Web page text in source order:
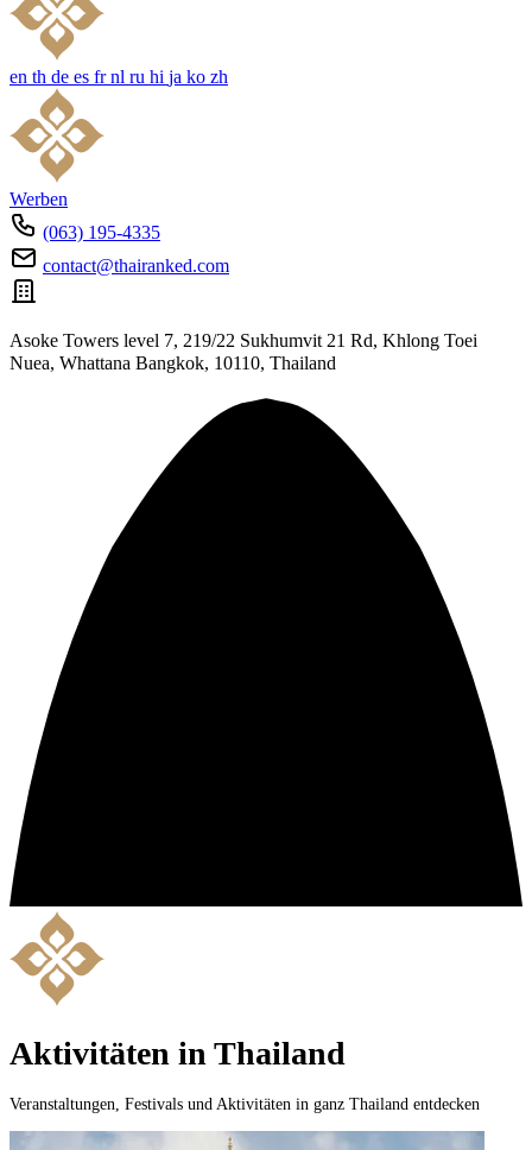
en th de es fr nl ru hi ja ko zh
Werben
(063) 195-4335
contact@thairanked.com
Asoke Towers level 7, 219/22 Sukhumvit 21 Rd, Khlong Toei
Nuea, Whattana Bangkok, 10110, Thailand
Aktivitäten in Thailand
Veranstaltungen, Festivals und Aktivitäten in ganz Thailand entdecken